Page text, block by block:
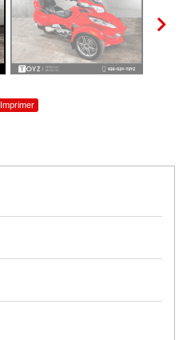
Imprimer